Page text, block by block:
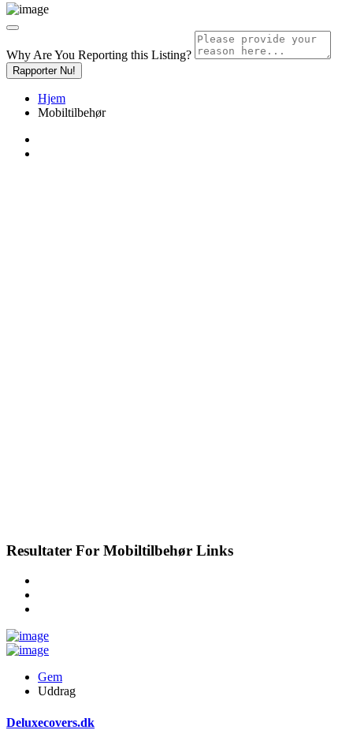
Why Are You Reporting this Listing?
Rapporter Nu!
Hjem
Mobiltilbehør
Resultater For Mobiltilbehør Links
Gem
Uddrag
Deluxecovers.dk